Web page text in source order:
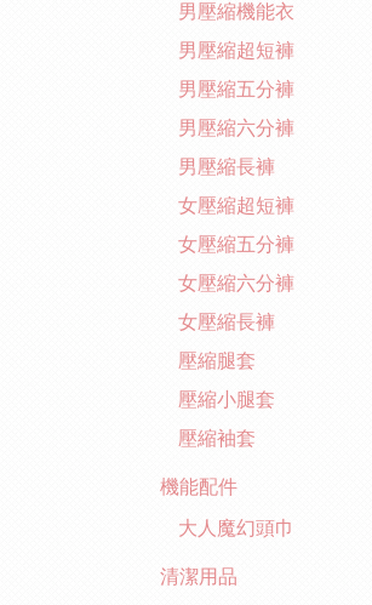
男壓縮機能衣
男壓縮超短褲
男壓縮五分褲
男壓縮六分褲
男壓縮長褲
女壓縮超短褲
女壓縮五分褲
女壓縮六分褲
女壓縮長褲
壓縮腿套
壓縮小腿套
壓縮袖套
機能配件
大人魔幻頭巾
清潔用品